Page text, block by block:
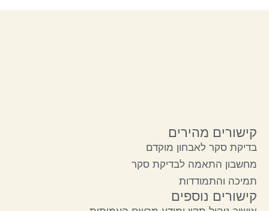
קישורים מהירים
בדיקת סקר לאבחון מוקדם
מחשבון התאמה לבדיקת סקר
תמיכה והתמודדות
קישורים נוספים